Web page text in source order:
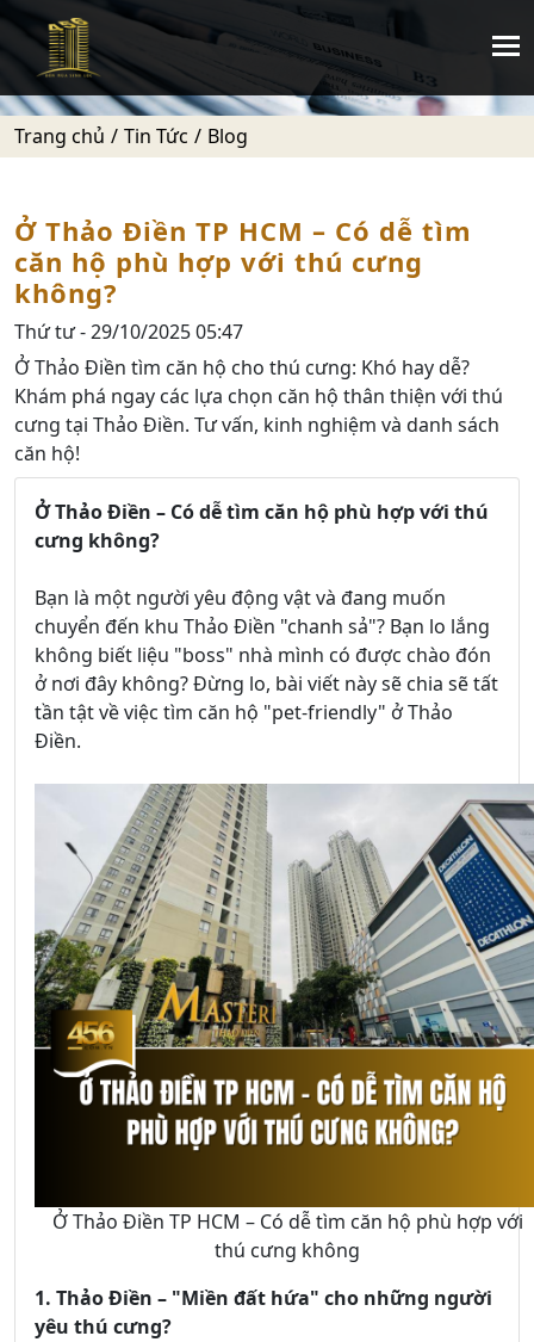
Trang chủ Tin Tức Blog
Ở Thảo Điền TP HCM – Có dễ tìm
căn hộ phù hợp với thú cưng
không?
Thứ tư - 29/10/2025 05:47
Ở Thảo Điền tìm căn hộ cho thú cưng: Khó hay dễ?
Khám phá ngay các lựa chọn căn hộ thân thiện với thú
cưng tại Thảo Điền. Tư vấn, kinh nghiệm và danh sách
căn hộ!
Ở Thảo Điền – Có dễ tìm căn hộ phù hợp với thú
cưng không?
Bạn là một người yêu động vật và đang muốn
chuyển đến khu Thảo Điền "chanh sả"? Bạn lo lắng
không biết liệu "boss" nhà mình có được chào đón
ở nơi đây không? Đừng lo, bài viết này sẽ chia sẽ tất
tần tật về việc tìm căn hộ "pet-friendly" ở Thảo
Điền.
Ở Thảo Điền TP HCM – Có dễ tìm căn hộ phù hợp với
thú cưng không
1. Thảo Điền – "Miền đất hứa" cho những người
yêu thú cưng?